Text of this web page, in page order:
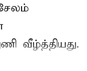
வீழ்த்தியது.